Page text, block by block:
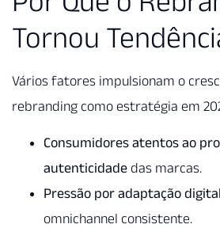
Tornou
Vários fatores impulsionam o
rebranding como estratégia em
Consumidores atentos ao
autenticidade das marcas.
Pressão por adaptação digital
omnichannel consistente.